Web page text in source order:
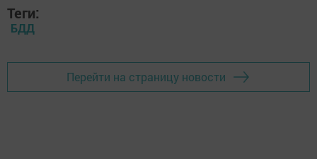
Теги:
БДД
Перейти на страницу новости